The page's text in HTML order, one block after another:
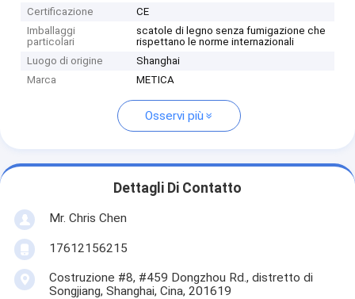
Certificazione
CE
Imballaggi
particolari
scatole di legno senza fumigazione che
rispettano le norme internazionali
Luogo di origine
Shanghai
Marca
METICA
Osservi più
Dettagli Di Contatto
Mr. Chris Chen
17612156215
Costruzione #8, #459 Dongzhou Rd., distretto di
Songjiang, Shanghai, Cina, 201619